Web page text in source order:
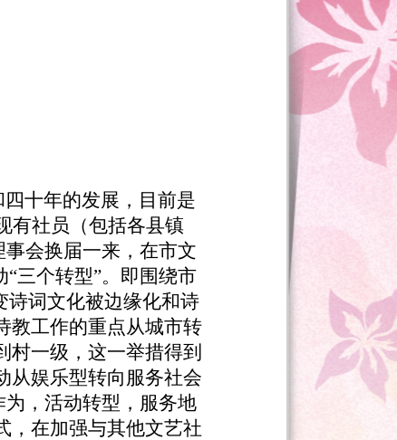
十年的发展，目前是
有社员（包括各县镇
会换届一来，在市文
三个转型”。即围绕市
诗词文化被边缘化和诗
教工作的重点从城市转
村一级，这一举措得到
从娱乐型转向服务社会
为，活动转型，服务地
，在加强与其他文艺社